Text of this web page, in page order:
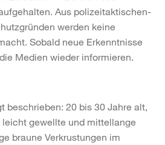
Aus polizeitaktischen-
werden keine
Sobald neue Erkenntnisse
Medien wieder informieren.
beschrieben: 20 bis 30 Jahre alt,
leicht gewellte und mittellange
braune Verkrustungen im